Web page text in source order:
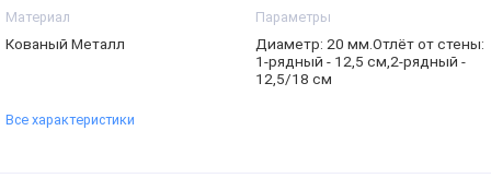
Материал
Кованый Металл
Параметры
Диаметр: 20 мм.Отлёт от стены:
1-рядный - 12,5 см,2-рядный -
12,5/18 см
Все характеристики